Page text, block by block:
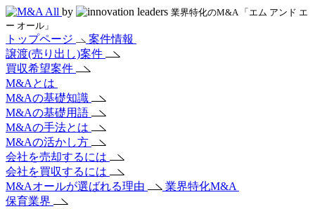
by
業界特化のM&A 「エム アンド エ
ー オール」
トップページ
案件情報
譲渡(売り出し)案件
買収希望案件
M&Aとは
M&Aの基礎知識
M&Aの基礎用語
M&Aの手法とは
M&Aの活かし方
会社を売却するには
会社を買収するには
M&Aオールが選ばれる理由
業界特化M&A
保育業界